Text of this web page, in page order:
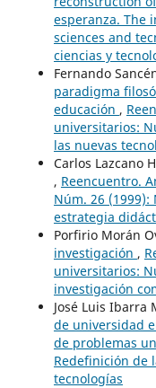
esperanza. The
sciences and
ciencias y
Fernando
paradigma
educación ,
universitarios:
las nuevas
Carlos Lazcano
, Reencuentro.
Núm. 26 (1999):
estrategia
Porfirio Morán
investigación ,
universitarios:
investigación
José Luis Ibarra
de universidad
de problemas
Redefinición de
tecnologías